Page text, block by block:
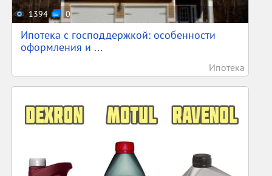
1394 0
Ипотека с господдержкой: особенности
оформления и ...
Ипотека